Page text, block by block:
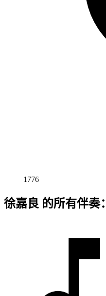
1776
徐嘉良 的所有伴奏：